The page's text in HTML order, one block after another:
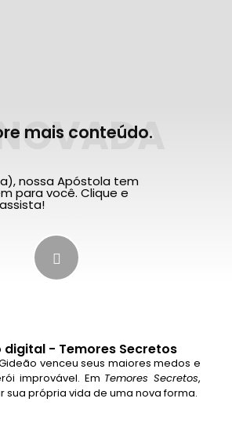
mais conteúdo.
nossa Apóstola tem
para você. Clique e
assista!
digital - Temores Secretos
venceu seus maiores medos e
improvável. Em Temores Secretos,
sua própria vida de uma nova forma.